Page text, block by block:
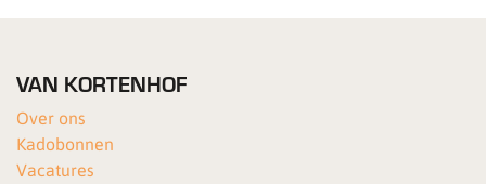
VAN KORTENHOF
Over ons
Kadobonnen
Vacatures